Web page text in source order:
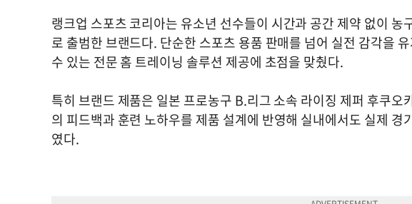
랭크업 스포츠 코리아는 유소년 선수들이 시간과 공간 제약 없이 농
로 출범한 브랜드다. 단순한 스포츠 용품 판매를 넘어 실전 감각을
수 있는 전문 홈 트레이닝 솔루션 제공에 초점을 맞췄다.
특히 브랜드 제품은 일본 프로농구 B.리그 소속 라이징 제퍼 후쿠오
의 피드백과 훈련 노하우를 제품 설계에 반영해 실내에서도 실제
였다.